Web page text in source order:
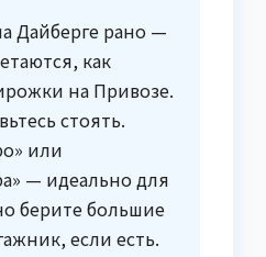
Дайберге рано —
как
на Привозе.
стоять.
или
— идеально для
берите большие
если есть.